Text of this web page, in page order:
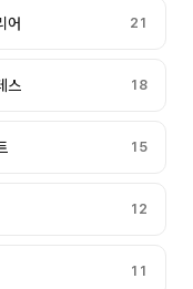
어 21
스 18
15
12
11